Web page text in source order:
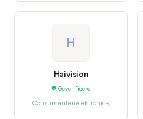
huishoudelijke diensten
H
Haivision
Geverifieerd
Consumentenelektronica,